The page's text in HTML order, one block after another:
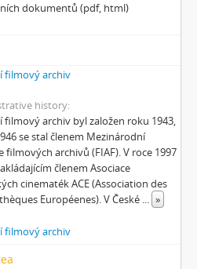
Construction
cesta
sol v životě Curiosity
chceš aby se země přiblížila a nebe promluvilo s tebou
não
myšlenka
Chain
dokumentů (pdf, html)
filmový archiv
history
filmový archiv byl založen roku 1943,
se stal členem Mezinárodní
filmových archivů (FIAF). V roce 1997
členem Asociace
cinematék ACE (Association des
Européenes). V České ... »
filmový archiv